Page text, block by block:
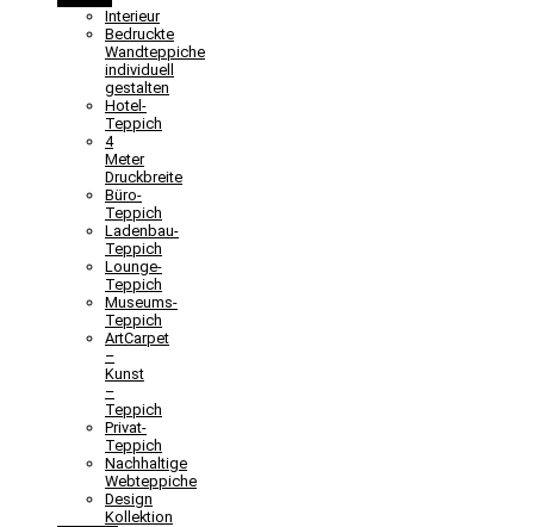
Interieur
Bedruckte
Wandteppiche
individuell
gestalten
Hotel-
Teppich
4
Meter
Druckbreite
Büro-
Teppich
Ladenbau-
Teppich
Lounge-
Teppich
Museums-
Teppich
ArtCarpet
–
Kunst
–
Teppich
Privat-
Teppich
Nachhaltige
Webteppiche
Design
Kollektion